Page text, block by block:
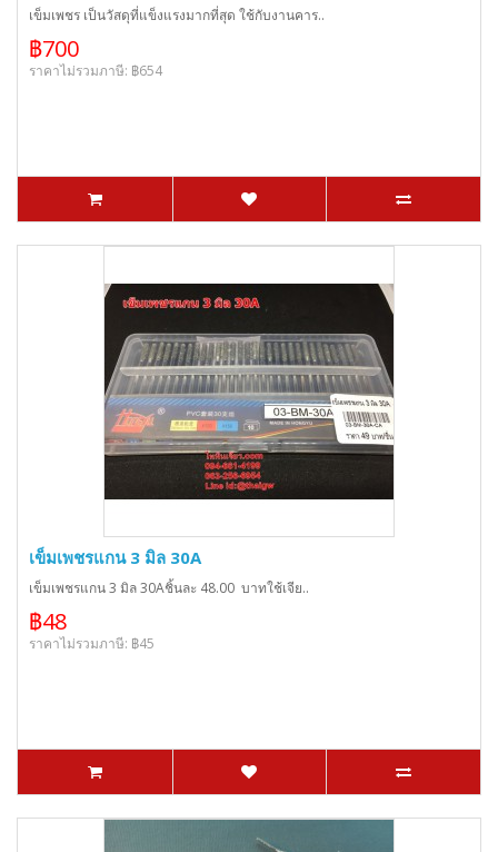
เข็มเพชร เป็นวัสดุที่แข็งแรงมากที่สุด ใช้กับงานคาร..
฿700
ราคาไม่รวมภาษี: ฿654
เข็มเพชรแกน 3 มิล 30A
เข็มเพชรแกน 3 มิล 30Aชิ้นละ 48.00 บาทใช้เจีย..
฿48
ราคาไม่รวมภาษี: ฿45